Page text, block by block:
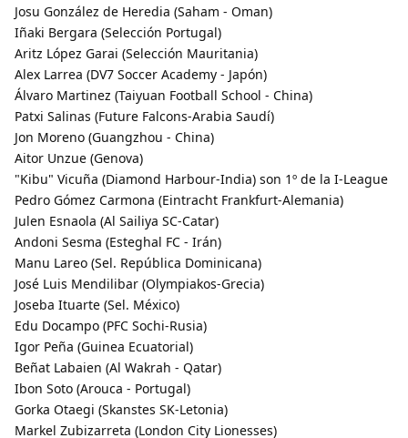
Josu González de Heredia (Saham - Oman)
Iñaki Bergara (Selección Portugal)
Aritz López Garai (Selección Mauritania)
Alex Larrea (DV7 Soccer Academy - Japón)
Álvaro Martinez (Taiyuan Football School - China)
Patxi Salinas (Future Falcons-Arabia Saudí)
Jon Moreno (Guangzhou - China)
Aitor Unzue (Genova)
"Kibu" Vicuña (Diamond Harbour-India) son 1º de la I-League
Pedro Gómez Carmona (Eintracht Frankfurt-Alemania)
Julen Esnaola (Al Sailiya SC-Catar)
Andoni Sesma (Esteghal FC - Irán)
Manu Lareo (Sel. República Dominicana)
José Luis Mendilibar (Olympiakos-Grecia)
Joseba Ituarte (Sel. México)
Edu Docampo (PFC Sochi-Rusia)
Igor Peña (Guinea Ecuatorial)
Beñat Labaien (Al Wakrah - Qatar)
Ibon Soto (Arouca - Portugal)
Gorka Otaegi (Skanstes SK-Letonia)
Markel Zubizarreta (London City Lionesses)